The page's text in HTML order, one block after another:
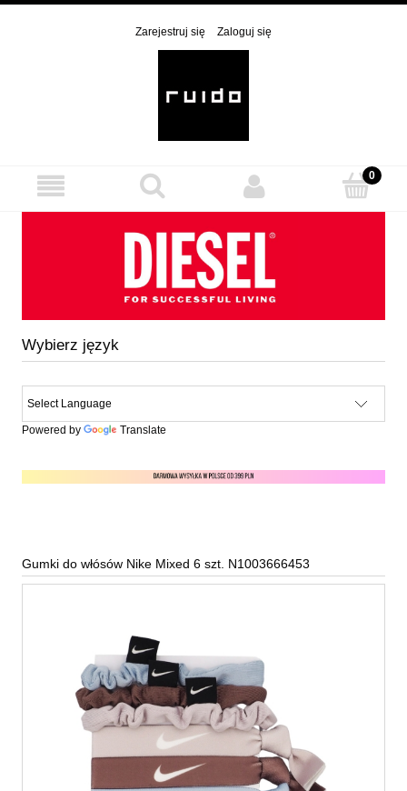
Zarejestruj się Zaloguj się
Wybierz język
Powered by Translate
Gumki do włósów Nike Mixed 6 szt. N1003666453